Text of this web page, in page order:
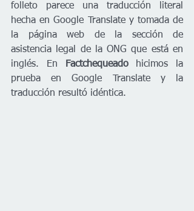
folleto parece una traducción literal
hecha en Google Translate y tomada de
la página web de la sección de
asistencia legal de la ONG que está en
inglés. En
Factchequeado hicimos la
prueba en Google Translate y la
traducción resultó idéntica.